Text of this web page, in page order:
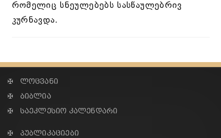
რომელიც სნეულებებს სასწაულებრივ
კურნავდა.
✠ ლოცვანი
✠ ბიბლია
✠ საეკლესიო კალენდარი
✠ პუბლიკაციები